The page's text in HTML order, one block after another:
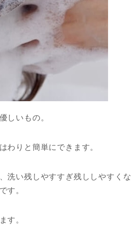
しいもの。
わりと簡単にできます。
洗い残しやすすぎ残ししやすくな
す。
す。